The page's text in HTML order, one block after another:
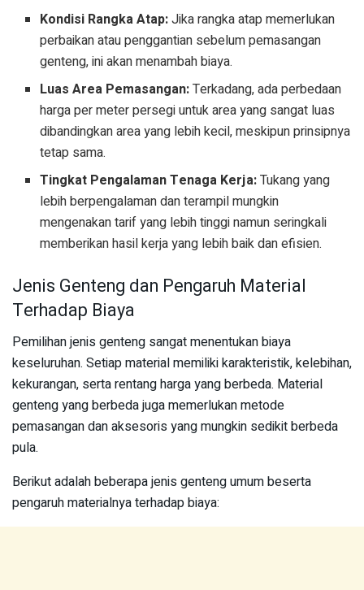
Kondisi Rangka Atap:Jika rangka atap memerlukan
perbaikan atau penggantian sebelum pemasangan
genteng, ini akan menambah biaya.
Luas Area Pemasangan:Terkadang, ada perbedaan
harga per meter persegi untuk area yang sangat luas
dibandingkan area yang lebih kecil, meskipun prinsipnya
tetap sama.
Tingkat Pengalaman Tenaga Kerja:Tukang yang
lebih berpengalaman dan terampil mungkin
mengenakan tarif yang lebih tinggi namun seringkali
memberikan hasil kerja yang lebih baik dan efisien.
Jenis Genteng dan Pengaruh Material
Terhadap Biaya
Pemilihan jenis genteng sangat menentukan biaya
keseluruhan. Setiap material memiliki karakteristik, kelebihan,
kekurangan, serta rentang harga yang berbeda. Material
genteng yang berbeda juga memerlukan metode
pemasangan dan aksesoris yang mungkin sedikit berbeda
pula.
Berikut adalah beberapa jenis genteng umum beserta
pengaruh materialnya terhadap biaya: